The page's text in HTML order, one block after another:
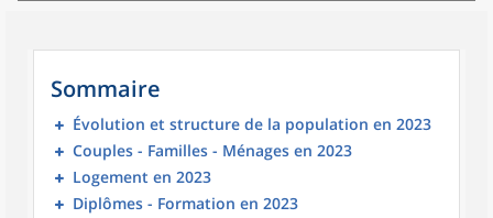
Sommaire
Évolution et structure de la population en 2023
Couples - Familles - Ménages en 2023
Logement en 2023
Diplômes - Formation en 2023